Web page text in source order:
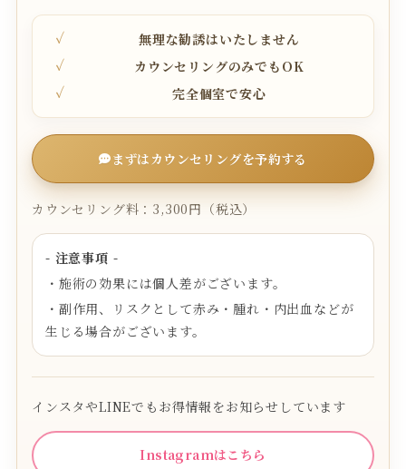
無理な勧誘はいたしません
カウンセリングのみでもOK
完全個室で安心
まずはカウンセリングを予約する
カウンセリング料：3,300円（税込）
- 注意事項 -
・施術の効果には個人差がございます。
・副作用、リスクとして赤み・腫れ・内出血などが
生じる場合がございます。
インスタやLINEでもお得情報をお知らせしています
Instagramはこちら